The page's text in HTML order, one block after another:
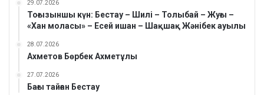
29.07.2026
Тоғызыншы күн: Бестау – Шилі – Толыбай – Жуғы –
«Хан моласы» – Есей ишан – Шақшақ Жәнібек ауылы
28.07.2026
Ахметов Бөрбек Ахметұлы
27.07.2026
Бағы тайған Бестау